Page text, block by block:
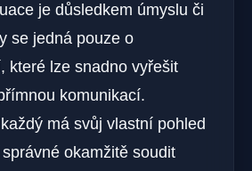
je důsledkem úmyslu či
se jedná pouze o
které lze snadno vyřešit
komunikací.
má svůj vlastní pohled
okamžitě soudit